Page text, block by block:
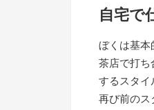
自宅で
ぼくは基本
茶店で打ち
するスタイ
再び前のス